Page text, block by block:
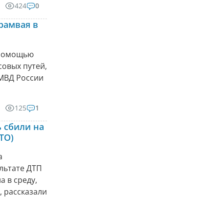
424 0
в
путей,
России
125 1
сбили на
ДТП
в среду,
рассказали